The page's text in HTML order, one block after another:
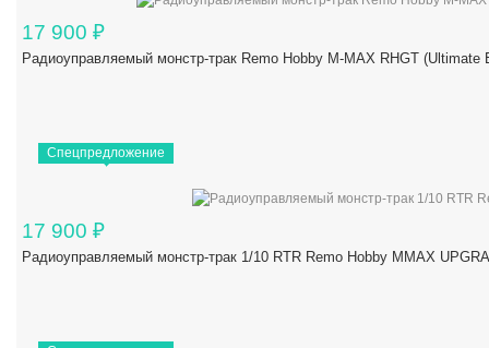
17 900 ₽
Радиоуправляемый монстр-трак Remo Hobby M-MAX RHGT
Спецпредложение
17 900 ₽
Радиоуправляемый монстр-трак 1/10 RTR Remo Hobby MMAX